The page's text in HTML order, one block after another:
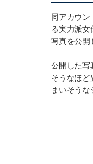
同アカウ
る実力派
写真を公開
公開した写
そうなほど
まいそうな